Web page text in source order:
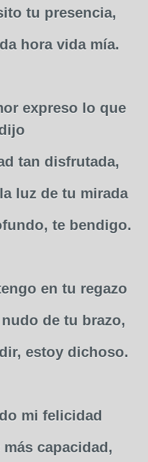
tu presencia,
hora vida mía.
expreso lo que
tan disfrutada,
luz de tu mirada
te bendigo.
en tu regazo
de tu brazo,
estoy dichoso.
mi felicidad
capacidad,